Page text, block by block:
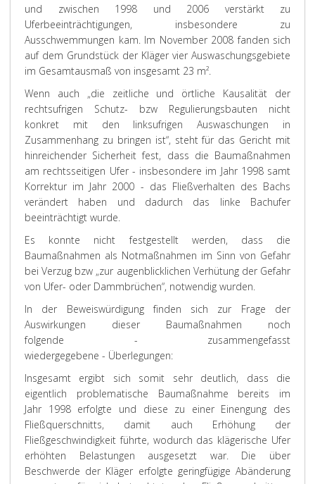
und zwischen 1998 und 2006 verstärkt zu
Uferbeeinträchtigungen, insbesondere zu
Ausschwemmungen kam. Im November 2008 fanden sich
auf dem Grundstück der Kläger vier Auswaschungsgebiete
im Gesamtausmaß von insgesamt 23 m².
Wenn auch „die zeitliche und örtliche Kausalität der
rechtsufrigen Schutz- bzw Regulierungsbauten nicht
konkret mit den linksufrigen Auswaschungen in
Zusammenhang zu bringen ist“, steht für das Gericht mit
hinreichender Sicherheit fest, dass die Baumaßnahmen
am rechtsseitigen Ufer - insbesondere im Jahr 1998 samt
Korrektur im Jahr 2000 - das Fließverhalten des Bachs
verändert haben und dadurch das linke Bachufer
beeinträchtigt wurde.
Es konnte nicht festgestellt werden, dass die
Baumaßnahmen als Notmaßnahmen im Sinn von Gefahr
bei Verzug bzw „zur augenblicklichen Verhütung der Gefahr
von Ufer- oder Dammbrüchen“, notwendig wurden.
In der Beweiswürdigung finden sich zur Frage der
Auswirkungen dieser Baumaßnahmen noch
folgende - zusammengefasst
wiedergegebene - Überlegungen:
Insgesamt ergibt sich somit sehr deutlich, dass die
eigentlich problematische Baumaßnahme bereits im
Jahr 1998 erfolgte und diese zu einer Einengung des
Fließquerschnitts, damit auch Erhöhung der
Fließgeschwindigkeit führte, wodurch das klägerische Ufer
erhöhten Belastungen ausgesetzt war. Die über
Beschwerde der Kläger erfolgte geringfügige Abänderung